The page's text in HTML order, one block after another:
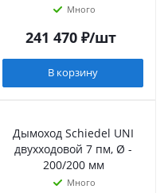
Много
241 470₽/шт
В корзину
Дымоход Schiedel UNI
двухходовой 7 пм, Ø -
200/200 мм
Много